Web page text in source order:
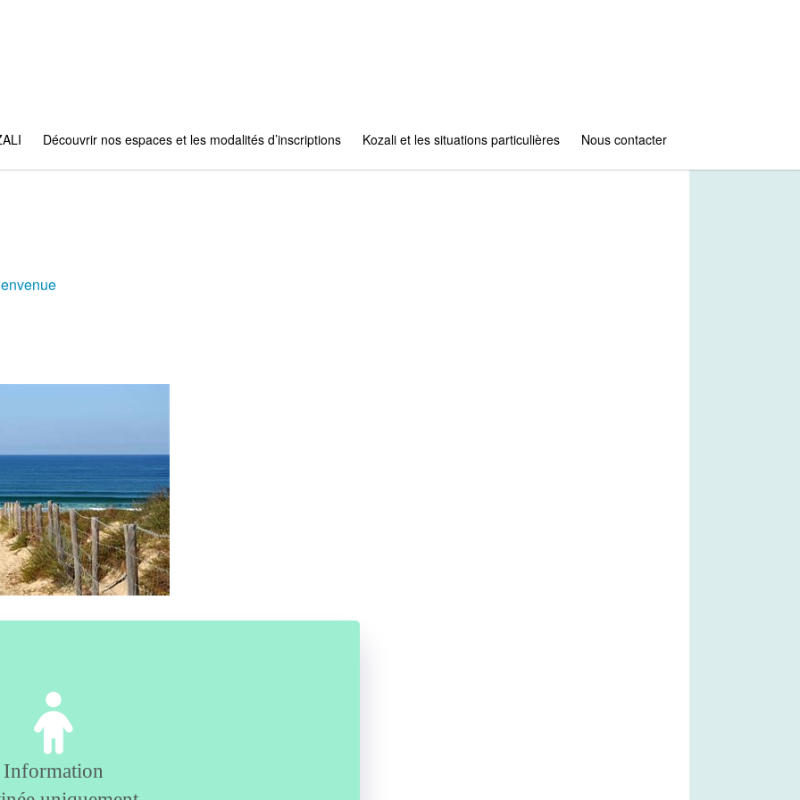
Découvrir nos espaces et les modalités d’inscriptions Kozali et les situations particulières Nous contacter
Information